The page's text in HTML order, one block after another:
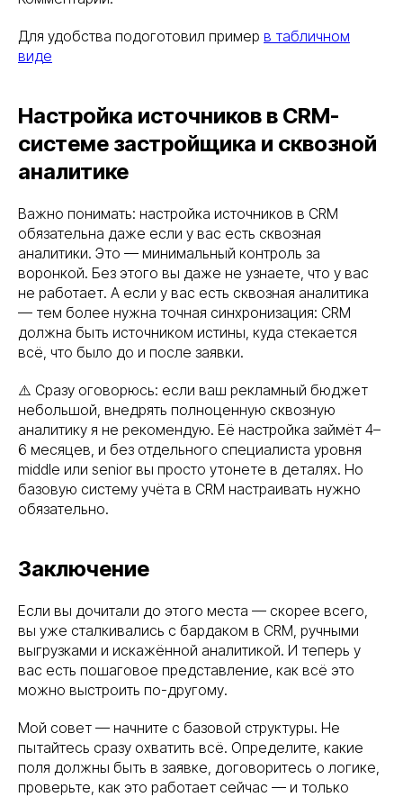
Для удобства подоготовил пример в табличном
виде
Настройка источников в CRM-
системе застройщика и сквозной
аналитике
Важно понимать: настройка источников в CRM
обязательна даже если у вас есть сквозная
аналитики. Это — минимальный контроль за
воронкой. Без этого вы даже не узнаете, что у вас
не работает. А если у вас есть сквозная аналитика
— тем более нужна точная синхронизация: CRM
должна быть источником истины, куда стекается
всё, что было до и после заявки.
⚠️ Сразу оговорюсь: если ваш рекламный бюджет
небольшой, внедрять полноценную сквозную
аналитику я не рекомендую. Её настройка займёт 4–
6 месяцев, и без отдельного специалиста уровня
middle или senior вы просто утонете в деталях. Но
базовую систему учёта в CRM настраивать нужно
обязательно.
Заключение
Если вы дочитали до этого места — скорее всего,
вы уже сталкивались с бардаком в CRM, ручными
выгрузками и искажённой аналитикой. И теперь у
вас есть пошаговое представление, как всё это
можно выстроить по-другому.
Мой совет — начните с базовой структуры. Не
пытайтесь сразу охватить всё. Определите, какие
поля должны быть в заявке, договоритесь о логике,
проверьте, как это работает сейчас — и только